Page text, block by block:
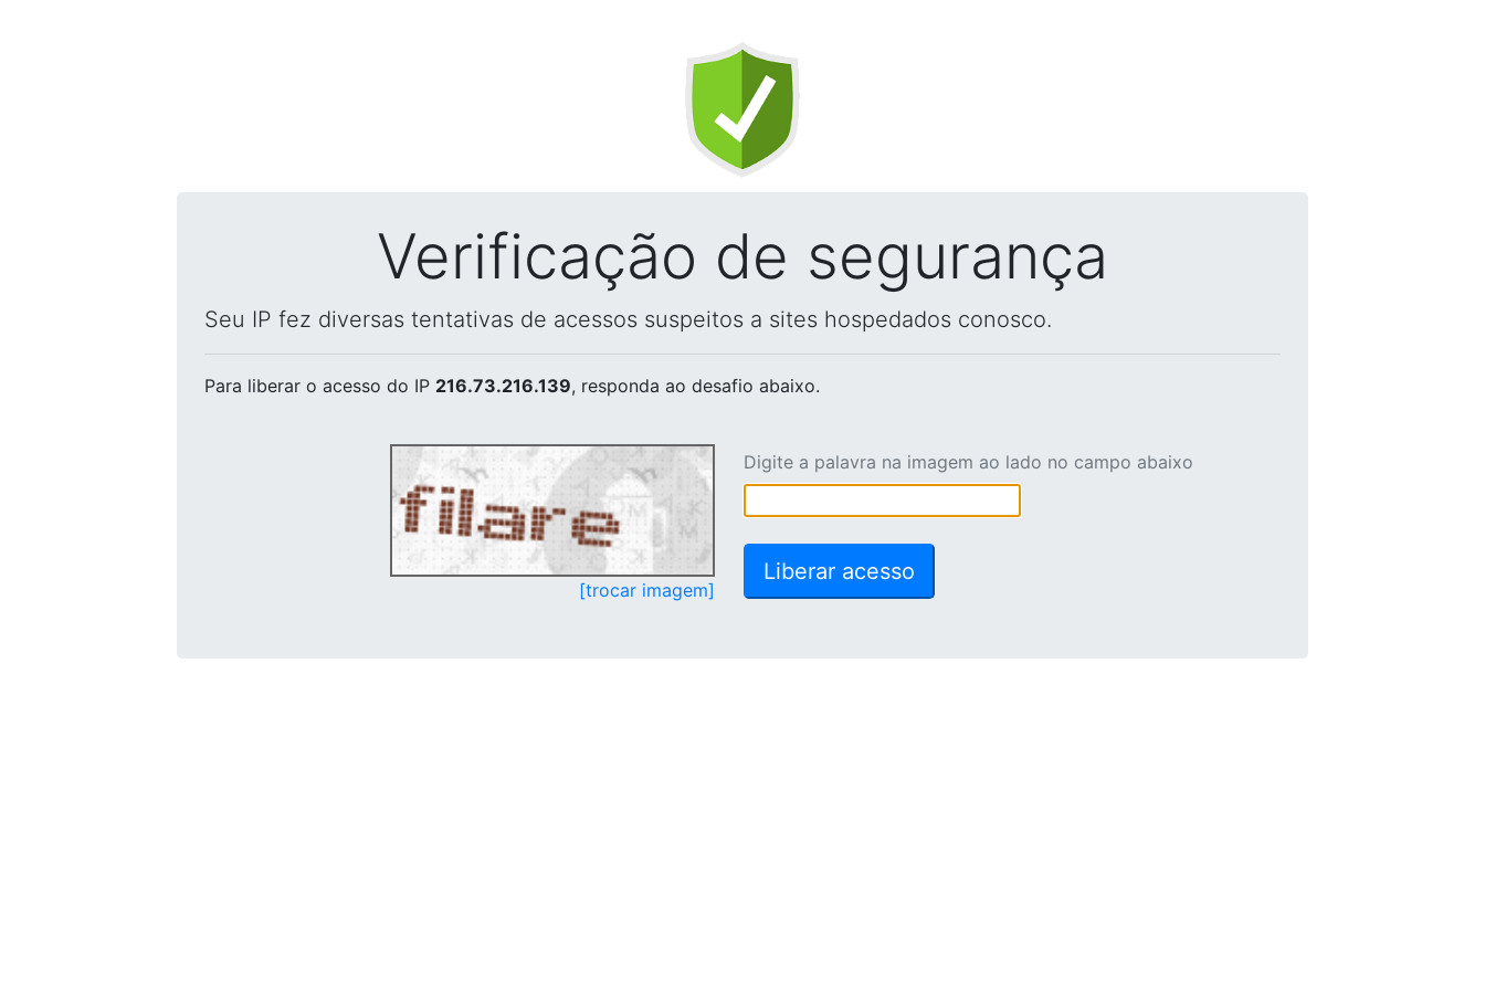
Verificação de segurança
Seu IP fez diversas tentativas de acessos suspeitos a sites hospedados conosco.
Para liberar o acesso do IP 216.73.216.139, responda ao desafio abaixo.
[trocar imagem]
Digite a palavra na imagem ao lado no campo abaixo